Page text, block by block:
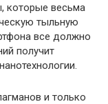
которые весьма
тыльную
все должно
получит
и только